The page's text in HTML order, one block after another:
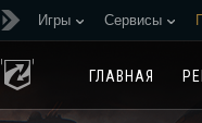
Игры Сервисы
ГЛАВНАЯ